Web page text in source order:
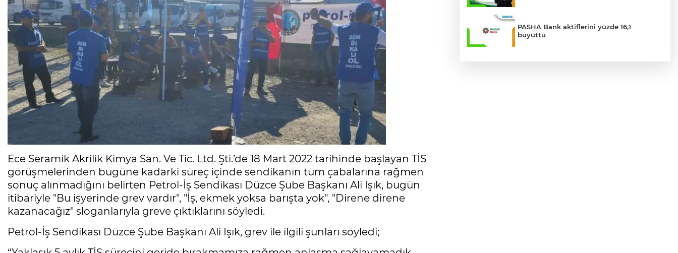
Ece Seramik Akrilik Kimya San. Ve Tic. Ltd. Şti.’de 18 Mart 2022 tarihinde başlayan TİS
görüşmelerinden bugüne kadarki süreç içinde sendikanın tüm çabalarına rağmen
sonuç alınmadığını belirten Petrol-İş Sendikası Düzce Şube Başkanı Ali Işık, bugün
itibariyle "Bu işyerinde grev vardır", "İş, ekmek yoksa barışta yok", "Direne direne
kazanacağız" sloganlarıyla greve çıktıklarını söyledi.
Petrol-İş Sendikası Düzce Şube Başkanı Ali Işık, grev ile ilgili şunları söyledi;
PASHA Bank aktiflerini yüzde 16,1
büyüttü